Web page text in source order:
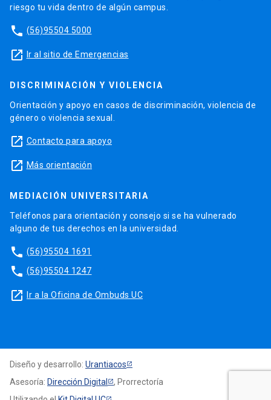
riesgo tu vida dentro de algún campus.
phone (56)95504 5000
launch Ir al sitio de Emergencias
DISCRIMINACIÓN Y VIOLENCIA
Orientación y apoyo en casos de discriminación, violencia de
género o violencia sexual.
launch Contacto para apoyo
launch Más orientación
MEDIACIÓN UNIVERSITARIA
Teléfonos para orientación y consejo si se ha vulnerado
alguno de tus derechos en la universidad.
phone (56)95504 1691
phone (56)95504 1247
launch Ir a la Oficina de Ombuds UC
Diseño y desarrollo: Urantiacos
Asesoría: Dirección Digital
, Prorrectoría